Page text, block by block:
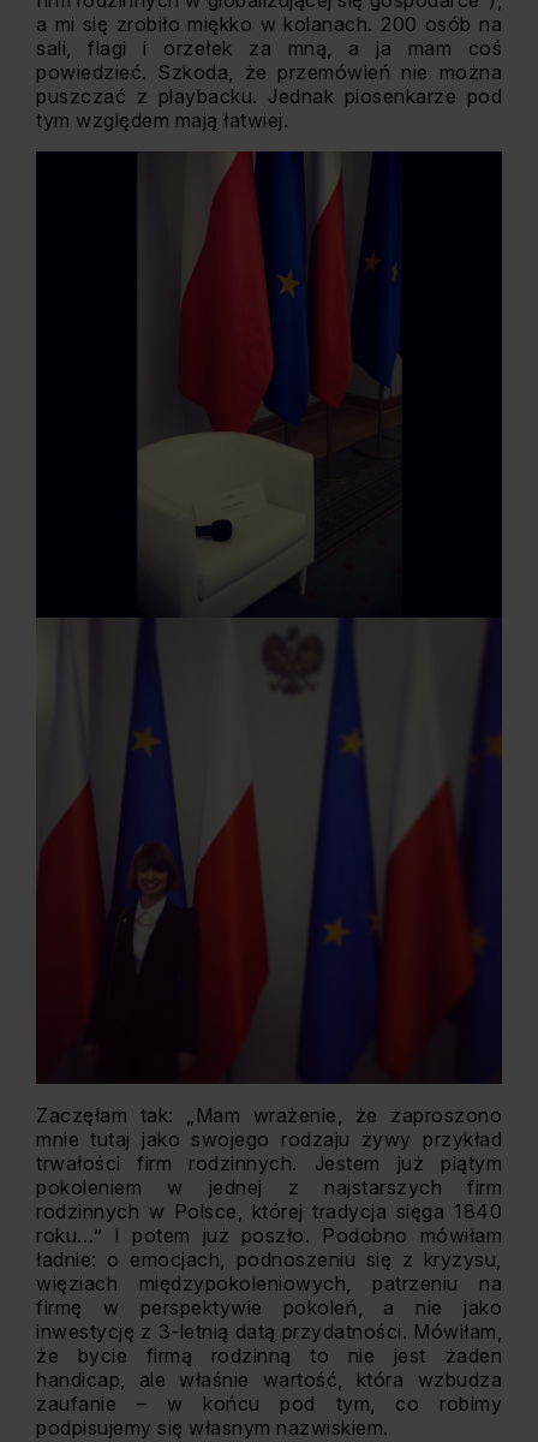
a mi się zrobiło miękko w kolanach. 200 osób na
sali, flagi i orzełek za mną, a ja mam coś
powiedzieć. Szkoda, że przemówień nie można
puszczać z playbacku. Jednak piosenkarze pod
tym względem mają łatwiej.
Zaczęłam tak: „Mam wrażenie, że zaproszono
mnie tutaj jako swojego rodzaju żywy przykład
trwałości firm rodzinnych. Jestem już piątym
pokoleniem w jednej z najstarszych firm
rodzinnych w Polsce, której tradycja sięga 1840
roku…” I potem już poszło. Podobno mówiłam
ładnie: o emocjach, podnoszeniu się z kryzysu,
więziach międzypokoleniowych, patrzeniu na
firmę w perspektywie pokoleń, a nie jako
inwestycję z 3-letnią datą przydatności. Mówiłam,
że bycie firmą rodzinną to nie jest żaden
handicap, ale właśnie wartość, która wzbudza
zaufanie – w końcu pod tym, co robimy
podpisujemy się własnym nazwiskiem.